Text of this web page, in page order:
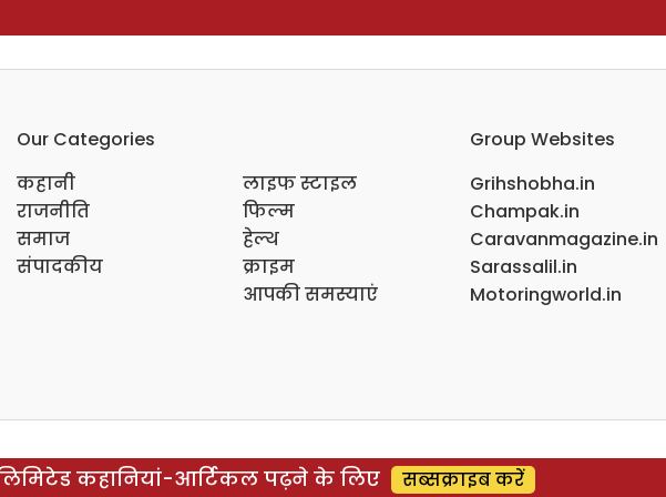
Our Categories
कहानी
राजनीति
समाज
संपादकीय
लाइफ स्टाइल
फिल्म
हेल्थ
क्राइम
आपकी समस्याएं
Group Websites
Grihshobha.in
Champak.in
Caravanmagazine.in
Sarassalil.in
Motoringworld.in
कहानियां-आर्टिकल पढ़ने के लिए सब्सक्राइब करें